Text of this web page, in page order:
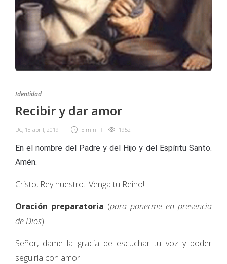
Identidad
Recibir y dar amor
UC, 18 abril, 2019 5 min 1952
En el nombre del Padre y del Hijo y del Espíritu Santo.
Amén.
Cristo, Rey nuestro. ¡Venga tu Reino!
Oración preparatoria (para ponerme en presencia
de Dios)
Señor, dame la gracia de escuchar tu voz y poder
seguirla con amor.